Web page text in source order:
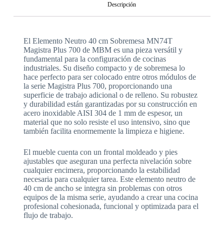
Descripción
El Elemento Neutro 40 cm Sobremesa MN74T
Magistra Plus 700 de MBM es una pieza versátil y
fundamental para la configuración de cocinas
industriales. Su diseño compacto y de sobremesa lo
hace perfecto para ser colocado entre otros módulos de
la serie Magistra Plus 700, proporcionando una
superficie de trabajo adicional o de relleno. Su robustez
y durabilidad están garantizadas por su construcción en
acero inoxidable AISI 304 de 1 mm de espesor, un
material que no solo resiste el uso intensivo, sino que
también facilita enormemente la limpieza e higiene.
El mueble cuenta con un frontal moldeado y pies
ajustables que aseguran una perfecta nivelación sobre
cualquier encimera, proporcionando la estabilidad
necesaria para cualquier tarea. Este elemento neutro de
40 cm de ancho se integra sin problemas con otros
equipos de la misma serie, ayudando a crear una cocina
profesional cohesionada, funcional y optimizada para el
flujo de trabajo.